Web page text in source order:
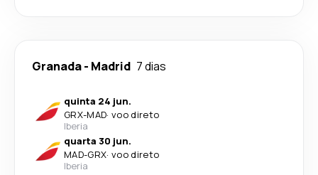
Granada- Madrid 7 dias
quinta 24 jun.
GRX-MAD· voo direto
Iberia
quarta 30 jun.
MAD-GRX· voo direto
Iberia